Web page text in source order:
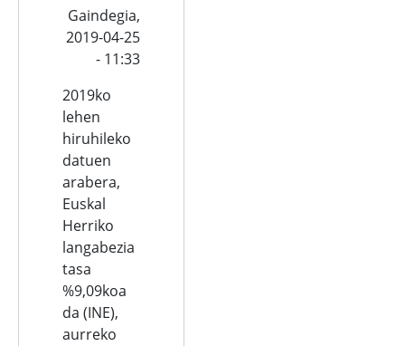
Gaindegia,
2019-04-25
- 11:33
2019ko
lehen
hiruhileko
datuen
arabera,
Euskal
Herriko
langabezia
tasa
%9,09koa
da (INE),
aurreko